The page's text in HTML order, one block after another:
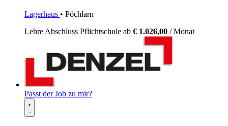
Lagerhaus • Pöchlarn
Lehre Abschluss Pflichtschule ab € 1.026,00 / Monat
Passt der Job zu mir?